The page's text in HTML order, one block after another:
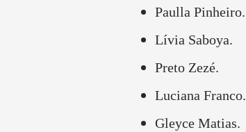
Paulla Pinheiro.
Lívia Saboya.
Preto Zezé.
Luciana Franco.
Gleyce Matias.